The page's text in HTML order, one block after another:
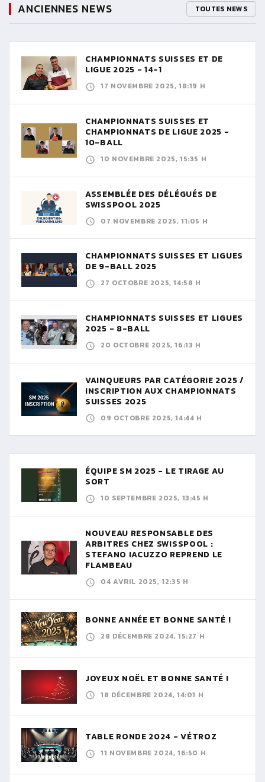
ANCIENNES NEWS TOUTES NEWS
CHAMPIONNATS SUISSES ET DE
LIGUE 2025 - 14-1
17 NOVEMBRE 2025, 18:19 H
CHAMPIONNATS SUISSES ET
CHAMPIONNATS DE LIGUE 2025 -
10-BALL
10 NOVEMBRE 2025, 15:35 H
ASSEMBLÉE DES DÉLÉGUÉS DE
SWISSPOOL 2025
07 NOVEMBRE 2025, 11:05 H
CHAMPIONNATS SUISSES ET LIGUES
DE 9-BALL 2025
27 OCTOBRE 2025, 14:58 H
CHAMPIONNATS SUISSES ET LIGUES
2025 - 8-BALL
20 OCTOBRE 2025, 16:13 H
VAINQUEURS PAR CATÉGORIE 2025 /
INSCRIPTION AUX CHAMPIONNATS
SUISSES 2025
09 OCTOBRE 2025, 14:44 H
ÉQUIPE SM 2025 - LE TIRAGE AU
SORT
10 SEPTEMBRE 2025, 13:45 H
NOUVEAU RESPONSABLE DES
ARBITRES CHEZ SWISSPOOL :
STEFANO IACUZZO REPREND LE
FLAMBEAU
04 AVRIL 2025, 12:35 H
BONNE ANNÉE ET BONNE SANTÉ !
28 DÉCEMBRE 2024, 15:27 H
JOYEUX NOËL ET BONNE SANTÉ !
18 DÉCEMBRE 2024, 14:01 H
TABLE RONDE 2024 - VÉTROZ
11 NOVEMBRE 2024, 16:50 H